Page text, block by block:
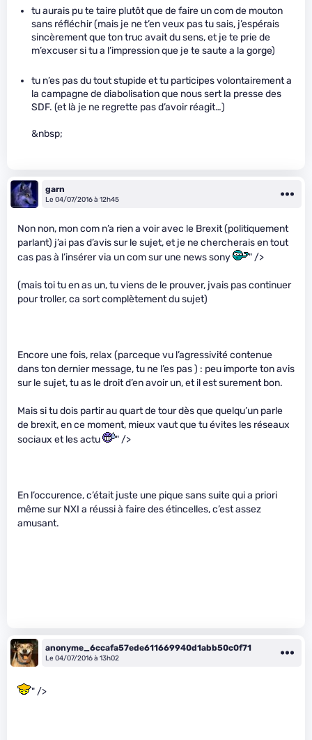
tu aurais pu te taire plutôt que de faire un com de mouton
sans réfléchir (mais je ne t’en veux pas tu sais, j’espérais
sincèrement que ton truc avait du sens, et je te prie de
m’excuser si tu a l’impression que je te saute a la gorge)
tu n’es pas du tout stupide et tu participes volontairement a
la campagne de diabolisation que nous sert la presse des
SDF. (et là je ne regrette pas d’avoir réagit…)
&nbsp;
garn
Le 04/07/2016 à 12h45
Non non, mon com n’a rien a voir avec le Brexit (politiquement
parlant) j’ai pas d’avis sur le sujet, et je ne chercherais en tout
cas pas à l’insérer via un com sur une news sony
" />
(mais toi tu en as un, tu viens de le prouver, jvais pas continuer
pour troller, ca sort complètement du sujet)
Encore une fois, relax (parceque vu l’agressivité contenue
dans ton dernier message, tu ne l’es pas ) : peu importe ton avis
sur le sujet, tu as le droit d’en avoir un, et il est surement bon.
Mais si tu dois partir au quart de tour dès que quelqu’un parle
de brexit, en ce moment, mieux vaut que tu évites les réseaux
sociaux et les actu
" />
En l’occurence, c’était juste une pique sans suite qui a priori
même sur NXI a réussi à faire des étincelles, c’est assez
amusant.
anonyme_6ccafa57ede611669940d1abb50c0f71
Le 04/07/2016 à 13h02
" />